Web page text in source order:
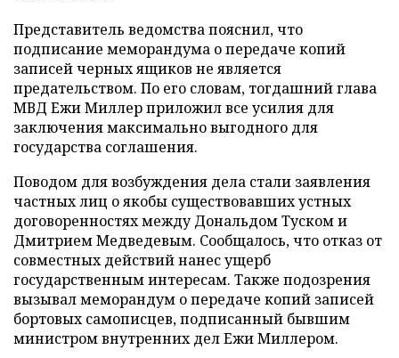
Представитель ведомства пояснил, что
подписание меморандума о передаче копий
записей черных ящиков не является
предательством. По его словам, тогдашний глава
МВД Ежи Миллер приложил все усилия для
заключения максимально выгодного для
государства соглашения.
Поводом для возбуждения дела стали заявления
частных лиц о якобы существовавших устных
договоренностях между Дональдом Туском и
Дмитрием Медведевым. Сообщалось, что отказ от
совместных действий нанес ущерб
государственным интересам. Также подозрения
вызывал меморандум о передаче копий записей
бортовых самописцев, подписанный бывшим
министром внутренних дел Ежи Миллером.